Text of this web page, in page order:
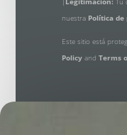
nuestra Política
Este sitio está
Policy and Terms